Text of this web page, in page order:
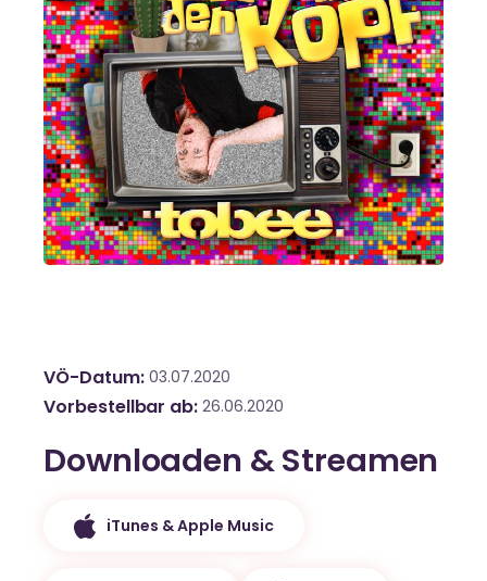
VÖ-Datum 03.07.2020
Vorbestellbar ab 26.06.2020
Downloaden & Streamen
iTunes & Apple Music